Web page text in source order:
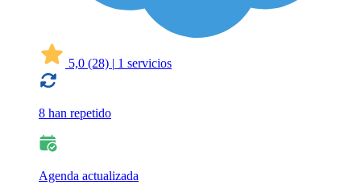
5,0 (28) | 1 servicios
8 han repetido
Agenda actualizada